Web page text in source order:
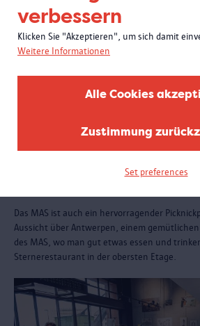
verbessern
Klicken Sie "Akzeptieren", um sich damit
Weitere Informationen
Alle Cookies
Zustimmung
Set preferences
Das MAS ist auch ein hervorragender
Aussicht über Antwerpen, einem
des MAS, wo man gut etwas essen und
Sternerestaurant in der obersten Etage.